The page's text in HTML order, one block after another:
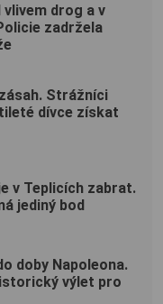
vlivem drog a v
zadržela
Strážníci
dívce získat
v Teplicích zabrat.
jediný bod
doby Napoleona.
výlet pro